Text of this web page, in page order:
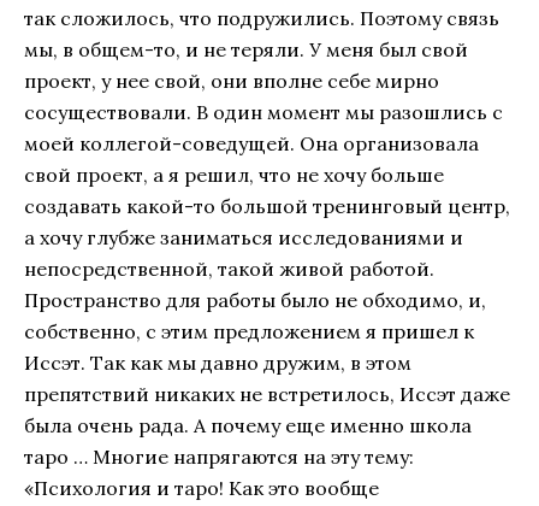
так сложилось, что подружились. Поэтому связь
мы, в общем-то, и не теряли. У меня был свой
проект, у нее свой, они вполне себе мирно
сосуществовали. В один момент мы разошлись с
моей коллегой-соведущей. Она организовала
свой проект, а я решил, что не хочу больше
создавать какой-то большой тренинговый центр,
а хочу глубже заниматься исследованиями и
непосредственной, такой живой работой.
Пространство для работы было не обходимо, и,
собственно, с этим предложением я пришел к
Иссэт. Так как мы давно дружим, в этом
препятствий никаких не встретилось, Иссэт даже
была очень рада. А почему еще именно школа
таро … Многие напрягаются на эту тему:
«Психология и таро! Как это вообще